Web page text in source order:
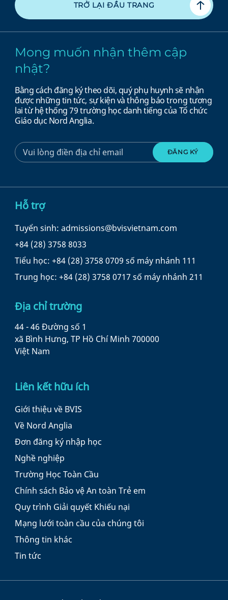
TRỞ LẠI ĐẦU TRANG
Mong muốn nhận thêm cập
nhật?
Bằng cách đăng ký theo dõi, quý phụ huynh sẽ nhận
được những tin tức, sự kiện và thông báo trong tương
lai từ hệ thống 79 trường học danh tiếng của Tổ chức
Giáo dục Nord Anglia.
Hỗ trợ
Tuyển sinh: admissions@bvisvietnam.com
+84 (28) 3758 8033
Tiểu học: +84 (28) 3758 0709 số máy nhánh 111
Trung học: +84 (28) 3758 0717 số máy nhánh 211
Địa chỉ trường
44 - 46 Đường số 1
xã Bình Hưng, TP Hồ Chí Minh 700000
Việt Nam
Liên kết hữu ích
Giới thiệu về BVIS
Về Nord Anglia
Đơn đăng ký nhập học
Nghề nghiệp
Trường Học Toàn Cầu
Chính sách Bảo vệ An toàn Trẻ em
Quy trình Giải quyết Khiếu nại
Mạng lưới toàn cầu của chúng tôi
Thông tin khác
Tin tức